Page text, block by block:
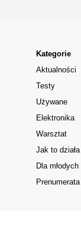
Kategorie
Aktualności
Testy
Używane
Elektronika
Warsztat
Jak to działa
Dla młodych
Prenumerata